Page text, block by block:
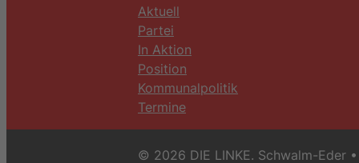
Aktuell
Partei
In Aktion
Position
Kommunalpolitik
Termine
© 2026 DIE LINKE. Schwalm-Eder